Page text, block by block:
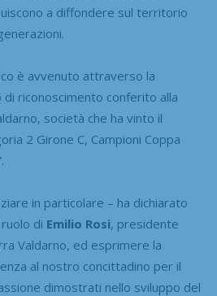
a diffondere sul territorio
è avvenuto attraverso la
riconoscimento conferito alla
società che ha vinto il
2 Girone C, Campioni Coppa
in particolare – ha dichiarato
di Emilio Rosi, presidente
Valdarno, ed esprimere la
al nostro concittadino per il
dimostrati nello sviluppo del